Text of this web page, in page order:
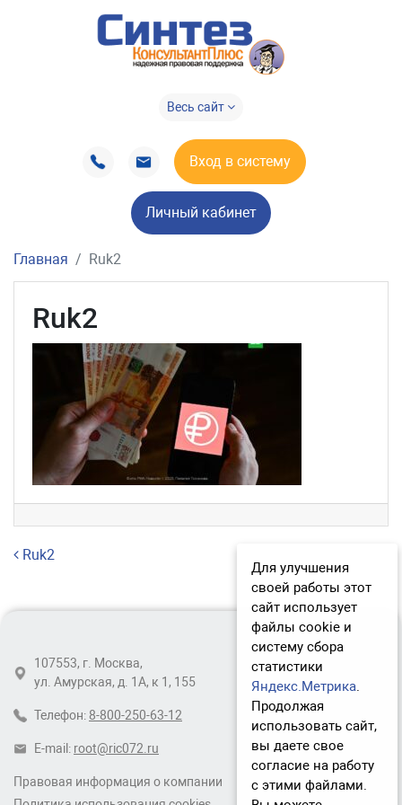
Весь сайт
Вход в систему
Личный кабинет
Главная Ruk2
Ruk2
Навигация по записям
Ruk2
Правовая информация о компании
107553, г. Москва,
ул. Амурская, д. 1А, к 1, 155
Телефон: 8-800-250-63-12
E-mail: root@ric072.ru
Для улучшения
своей работы этот
сайт использует
файлы cookie и
систему сбора
статистики
Яндекс.Метрика.
Продолжая
использовать сайт,
вы даете свое
согласие на работу
с этими файлами.